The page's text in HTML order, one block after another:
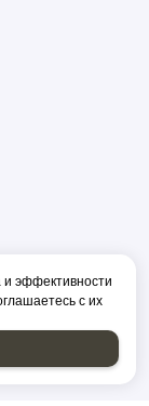
эффективности
с их